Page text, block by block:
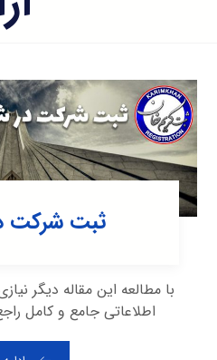
ثبت شرکت
با مطالعه این مقاله دیگر
اطلاعاتی جامع و کامل